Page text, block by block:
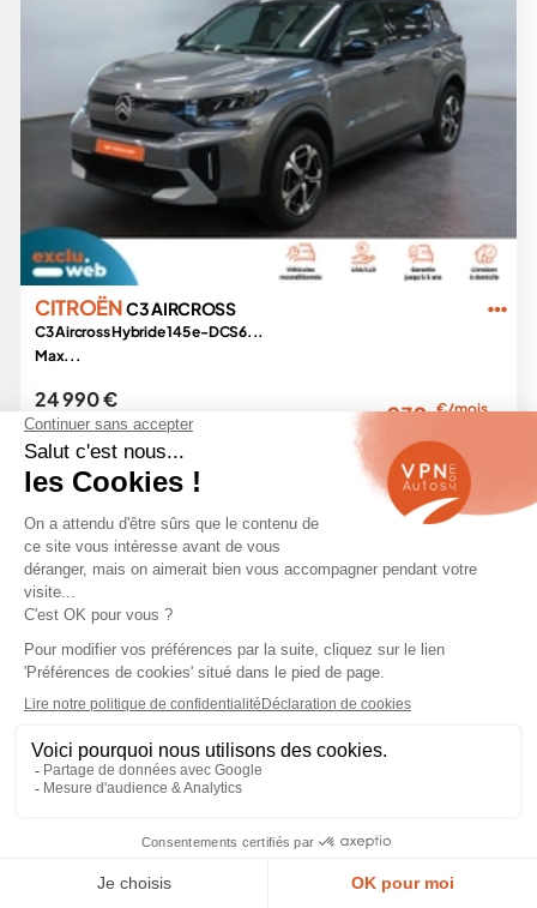
CITROËNC3 AIRCROSS
C3 Aircross Hybride 145 e-DCS6...
Max...
24 990 €
29 700 € -16 %
239 €/mois
10 km - 2026
Hybride -Automatique
Garantie
Exclu Web
SATISFAIT LIVRAISON Achat
Le Citroën C3 Aircross reconditionnée est le petit SUV